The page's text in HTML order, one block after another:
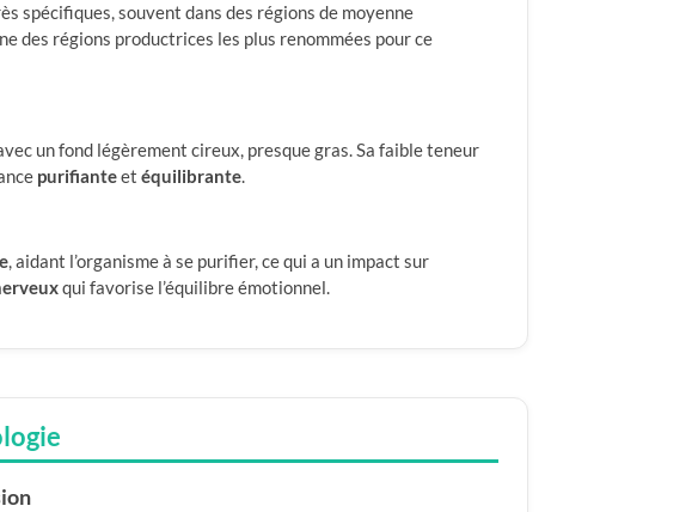
spécifiques, souvent dans des régions de moyenne
des régions productrices les plus renommées pour ce
un fond légèrement cireux, presque gras. Sa faible teneur
purifianteet équilibrante.
, aidant l’organisme à se purifier, ce qui a un impact sur
qui favorise l’équilibre émotionnel.